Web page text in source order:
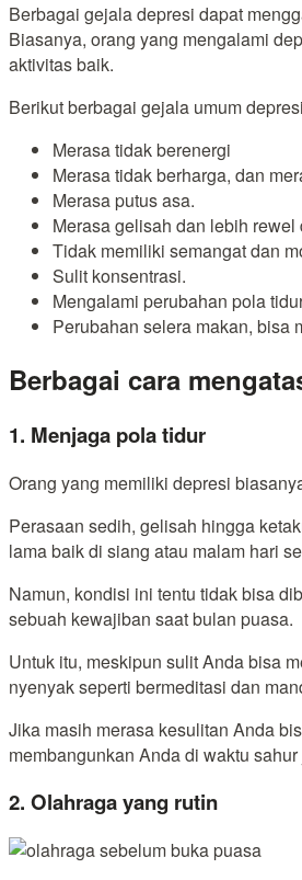
Berbagai gejala depresi dapat
Biasanya, orang yang mengalami
aktivitas baik.
Berikut berbagai gejala umum
Merasa tidak berenergi
Merasa tidak berharga, dan
Merasa putus asa.
Merasa gelisah dan lebih rewel
Tidak memiliki semangat dan
Sulit konsentrasi.
Mengalami perubahan pola
Perubahan selera makan, bisa
Berbagai cara
1. Menjaga pola tidur
Orang yang memiliki depresi
Perasaan sedih, gelisah hingga
lama baik di siang atau malam hari
Namun, kondisi ini tentu tidak bisa
sebuah kewajiban saat bulan puasa.
Untuk itu, meskipun sulit Anda bisa
nyenyak seperti bermeditasi dan
Jika masih merasa kesulitan Anda
membangunkan Anda di waktu
2. Olahraga yang rutin